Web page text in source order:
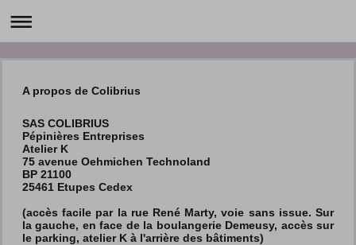
A propos de Colibrius
SAS COLIBRIUS
Pépinières Entreprises
Atelier K
75 avenue Oehmichen Technoland
BP 21100
25461 Etupes Cedex
(accès facile par la rue René Marty, voie sans issue. Sur
la gauche, en face de la boulangerie Demeusy, accès sur
le parking, atelier K à l'arrière des bâtiments)